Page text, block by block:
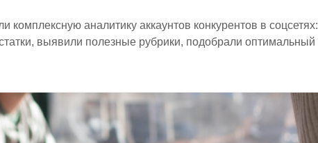
аналитику аккаунтов конкурентов в соцсетях:
выявили полезные рубрики, подобрали оптимальный